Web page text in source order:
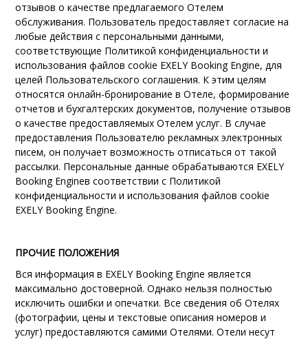
отзывово качестве предлагаемого Отелем
обслуживания. Пользователь предоставляет согласие на
любые действия с персональными данными,
соответствующие Политикой конфиденциальности и
использования файлов cookie EXELY Booking Engine, для
целей Пользовательского соглашения. К этим целям
относятся онлайн-бронирование в Отеле, формирование
отчетов и бухгалтерских документов, получение отзывов
о качестве предоставляемых Отелем услуг. В случае
предоставления Пользователю рекламных электронных
писем, он получает возможность отписаться от такой
рассылки. Персональные данные обрабатываются EXELY
Booking Engineв соответствии с Политикой
конфиденциальности и использования файлов cookie
EXELY Booking Engine.
ПРОЧИЕ ПОЛОЖЕНИЯ
Вся информация в EXELY Booking Engine является
максимально достоверной. Однако нельзя полностью
исключить ошибки и опечатки. Все сведения об Отелях
(фотографии, цены и текстовые описания номеров и
услуг) предоставляются самими Отелями. Отели несут